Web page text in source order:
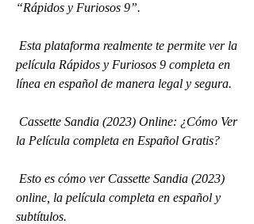
“Rápidos y Furiosos 9”.
película Rápidos y Furiosos 9 completa en
línea en español de manera legal y segura.
la Película completa en Español Gratis?
online, la película completa en español y
subtítulos.